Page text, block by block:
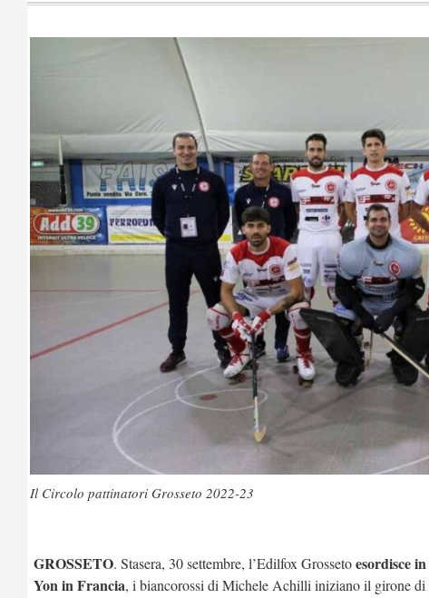
Il Circolo pattinatori Grosseto 2022-23
GROSSETO. Stasera, 30 settembre, l’Edilfox Grossetoesordisce
Yon in Francia, i biancorossi di Michele Achilli iniziano il girone di